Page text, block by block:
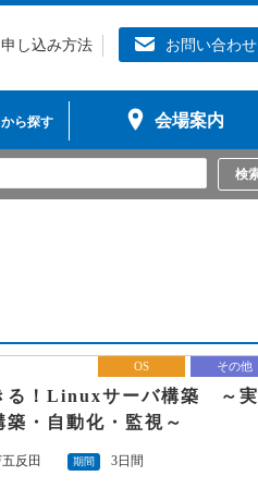
し込み方法 お問い合わせ
から探す 会場案内
る！Linuxサーバ構築 ～実
築・自動化・監視～
反田 期間 3日間
OS その他